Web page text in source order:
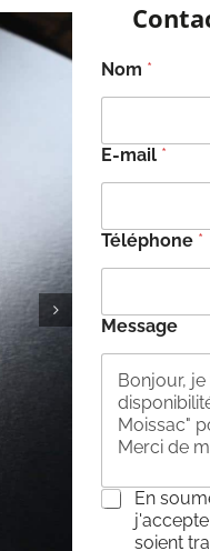
Nom *
E-mail *
Téléphone *
Message
C
En
soient